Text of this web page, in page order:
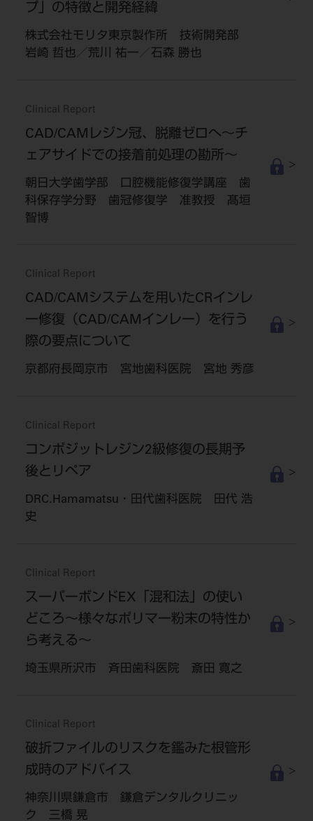
プ」の特徴と開発経緯
株式会社モリタ東京製作所 技術開発部
岩崎 哲也／荒川 祐一／石森 勝也
Clinical Report
CAD/CAMレジン冠、脱離ゼロへ～チ
ェアサイドでの接着前処理の勘所～
朝日大学歯学部 口腔機能修復学講座 歯
科保存学分野 歯冠修復学 准教授 髙垣
智博
Clinical Report
CAD/CAMシステムを用いたCRインレ
ー修復（CAD/CAMインレー）を行う
際の要点について
京都府長岡京市 宮地歯科医院 宮地 秀彦
Clinical Report
コンポジットレジン2級修復の長期予
後とリペア
DRC.Hamamatsu・田代歯科医院 田代 浩
史
Clinical Report
スーパーボンドEX「混和法」の使い
どころ～様々なポリマー粉末の特性か
ら考える～
埼玉県所沢市 斉田歯科医院 斎田 寛之
Clinical Report
破折ファイルのリスクを鑑みた根管形
成時のアドバイス
神奈川県鎌倉市 鎌倉デンタルクリニッ
ク 三橋 晃